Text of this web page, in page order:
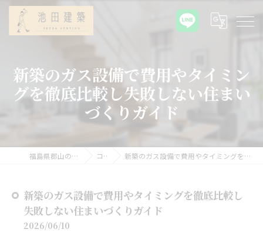
新築のガス設備で費用やタイミン
グを徹底比較し失敗しない住まい
づくりガイド
福島県郡山の新築なら池田建築 コラム 新築のガス設備で費用やタイミングを徹底比較し失敗しない住まいづくりガイド
新築のガス設備で費用やタイミングを徹底比較し
失敗しない住まいづくりガイド
2026/06/10